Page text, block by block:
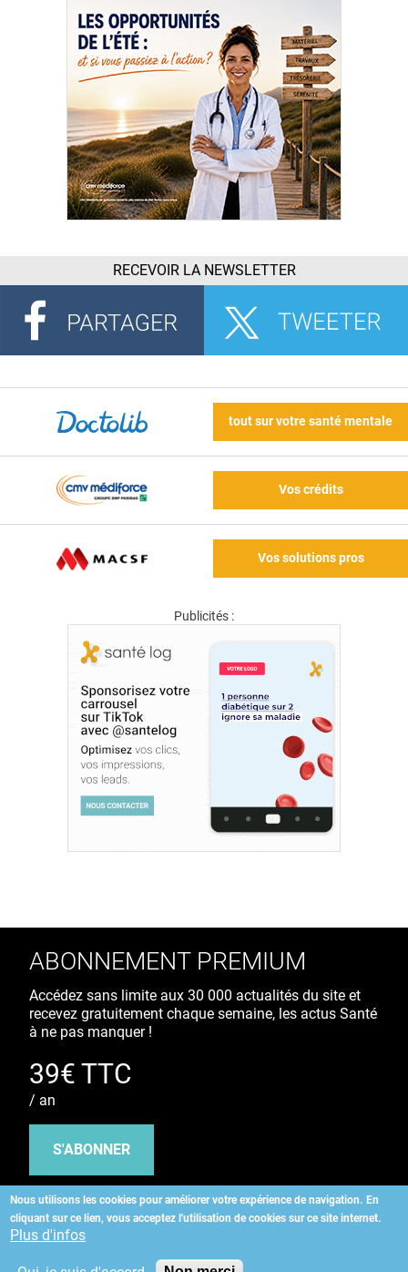
RECEVOIR LA NEWSLETTER
tout sur votre santé mentale
Vos crédits
Vos solutions pros
Publicités :
Nous utilisons les cookies pour améliorer votre expérience de navigation. En
cliquant sur ce lien, vous acceptez l'utilisation de cookies sur ce site internet.
Plus d'infos
ABONNEMENT PREMIUM
Accédez sans limite aux 30 000 actualités du site et
recevez gratuitement chaque semaine, les actus Santé
à ne pas manquer !
39€ TTC
/ an
S'ABONNER
Copyright©2026 ALLIEDHEALTH